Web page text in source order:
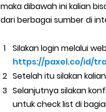
maka dibawah ini kalian
dari berbagai sumber di
Silakan login melalui
https://paxel.co/id/
Setelah itu silakan
Selanjutnya silakan
untuk check list di